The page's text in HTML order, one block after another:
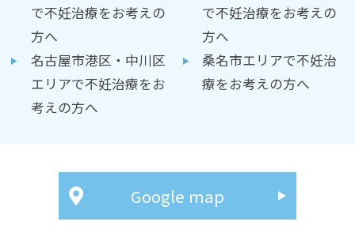
で不妊治療をお考えの
方へ
で不妊治療をお考えの
方へ
名古屋市港区・中川区
エリアで不妊治療をお
考えの方へ
桑名市エリアで不妊治
療をお考えの方へ
Google map